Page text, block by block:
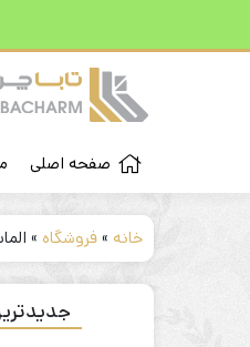
صفحه اصلی
خانه »فروشگاه »